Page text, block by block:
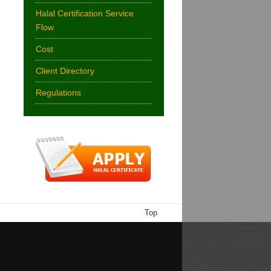
Halal Certification Service
Flow
Cost
Client Directory
Regulations
Top